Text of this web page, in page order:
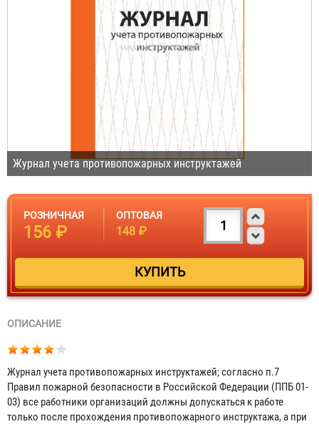
Журнал учета противопожарных инструктажей
РОЗНИЧНАЯ
156 ₽
ОПТОВАЯ
148 ₽
ОПИСАНИЕ
Журнал учета противопожарных инструктажей; согласно п.7
Правил пожарной безопасности в Российской Федерации (ППБ 01-
03) все работники организаций должны допускаться к работе
только после прохождения противопожарного инструктажа, а при